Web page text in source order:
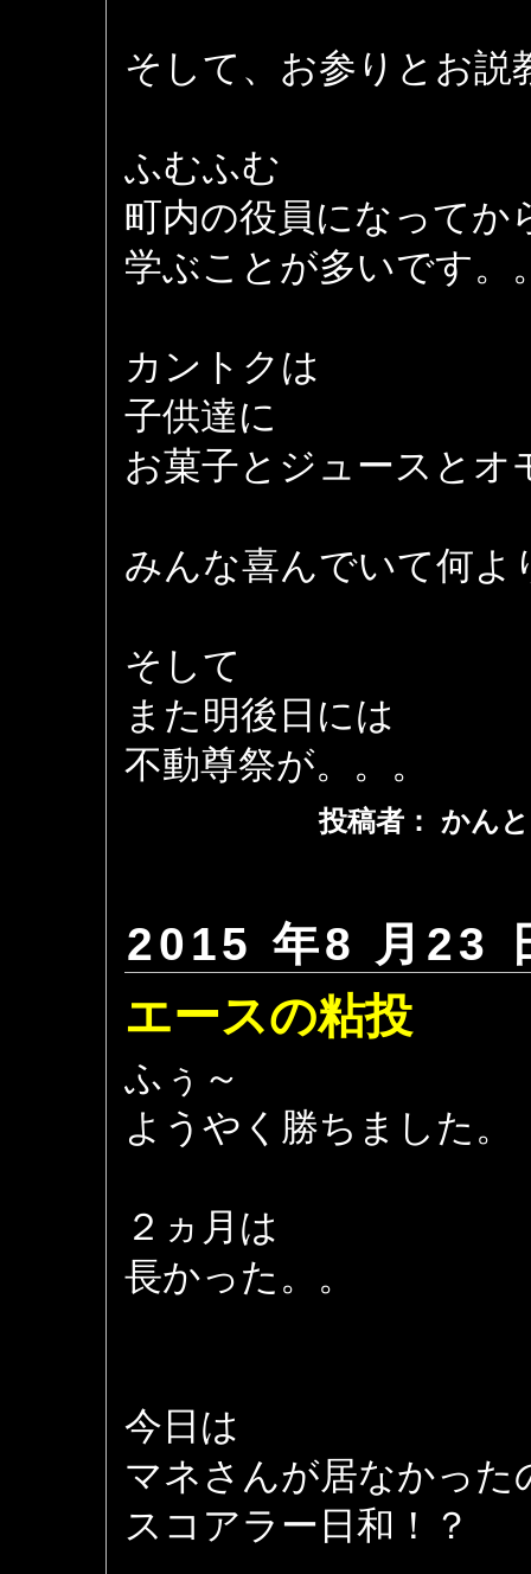
そして、お参りとお説
ふむふむ
町内の役員になってか
学ぶことが多いです。
カントクは
子供達に
お菓子とジュースとオ
みんな喜んでいて何よ
そして
また明後日には
不動尊祭が。。。
投稿者： かん
2015 年8 月23
エースの粘投
ふぅ～
ようやく勝ちました。
２ヵ月は
長かった。。
今日は
マネさんが居なかった
スコアラー日和！？